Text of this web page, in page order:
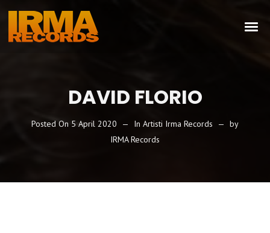
DAVID FLORIO
Posted On 5 April 2020 In Artisti Irma Records
by
IRMA Records